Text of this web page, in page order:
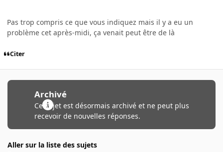
Pas trop compris ce que vous indiquez mais il y a eu un
problème cet après-midi, ça venait peut être de là
Citer
Archivé
Ce sujet est désormais archivé et ne peut plus
recevoir de nouvelles réponses.
Aller sur la liste des sujets